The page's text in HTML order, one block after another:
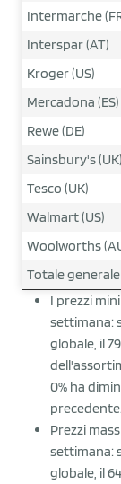
Intermarche
Interspar (AT)
Kroger (US)
Mercadona (ES)
Rewe (DE)
Sainsbury's (UK)
Tesco (UK)
Walmart (US)
Woolworths
Totale generale
I prezzi
settimana:
globale, il
0% ha
precedente.
Prezzi
settimana:
globale, il